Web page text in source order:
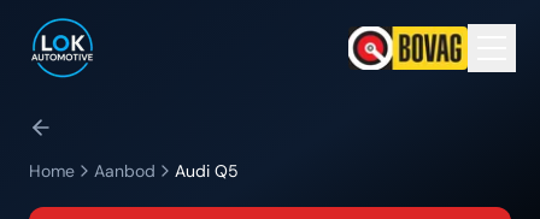
Home Aanbod Audi Q5